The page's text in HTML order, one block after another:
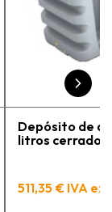
Depósito de
litros cerrado
511,35 € IVA